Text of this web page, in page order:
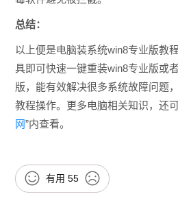
总结：
以上便是电脑装系统win8专业版教
具即可快速一键重装win8专业版或
版，能有效解决很多系统故障问题
教程操作。更多电脑相关知识，还
网”内查看。
有用 55